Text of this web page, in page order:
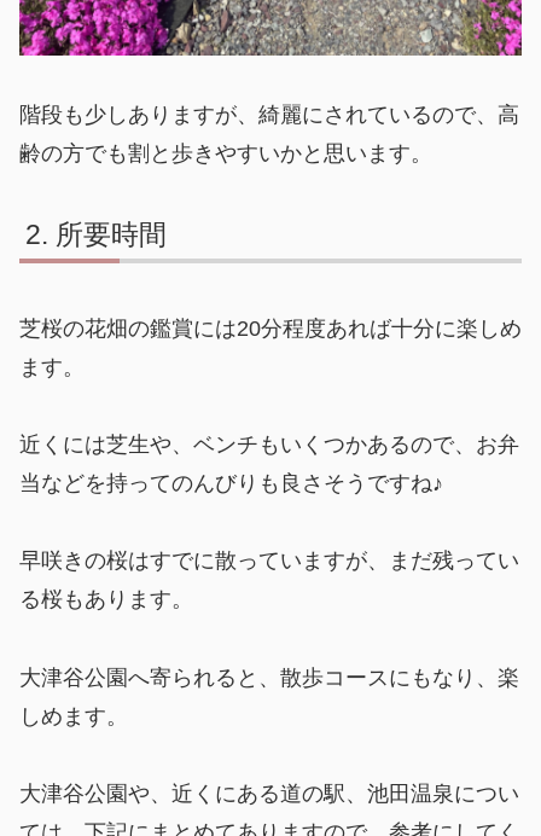
階段も少しありますが、綺麗にされているので、高
齢の方でも割と歩きやすいかと思います。
所要時間
芝桜の花畑の鑑賞には20分程度あれば十分に楽しめ
ます。
近くには芝生や、ベンチもいくつかあるので、お弁
当などを持ってのんびりも良さそうですね♪
早咲きの桜はすでに散っていますが、まだ残ってい
る桜もあります。
大津谷公園へ寄られると、散歩コースにもなり、楽
しめます。
大津谷公園や、近くにある道の駅、池田温泉につい